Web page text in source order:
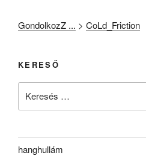
GondolkozZ ... > CoLd_Friction
KERESŐ
hanghullám